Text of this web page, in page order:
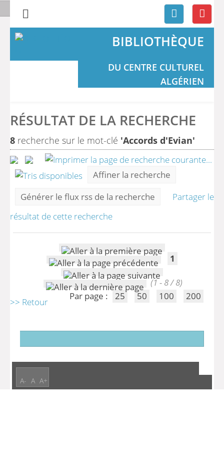
BIBLIOTHÈQUE
DU CENTRE CULTUREL
ALGÉRIEN
RÉSULTAT DE LA RECHERCHE
8 recherche sur le mot-clé 'Accords d'Evian'
Affiner la recherche
Générer le flux rss de la recherche
Partager le
résultat de cette recherche
1
(1 - 8 / 8)
Par page :
25 50 100 200
>> Retour
A- A A+